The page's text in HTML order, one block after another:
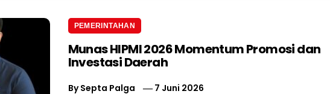
PEMERINTAHAN
Munas HIPMI 2026 Momentum Promosi dan
Investasi Daerah
BySepta Palga 7 Juni 2026